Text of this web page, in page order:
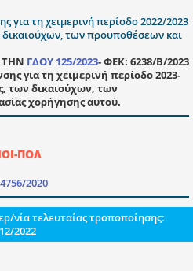
για τη χειμερινή περίοδο 2022/2023
των προϋποθέσεων και
ΤΗΝ ΓΔΟΥ 125/2023- ΦΕΚ: 6238/Β/2023
για τη χειμερινή περίοδο 2023-
των δικαιούχων, των
χορήγησης αυτού.
ΠΟΛ
4756/2020
νία τελευταίας τροποποίησης:
2022